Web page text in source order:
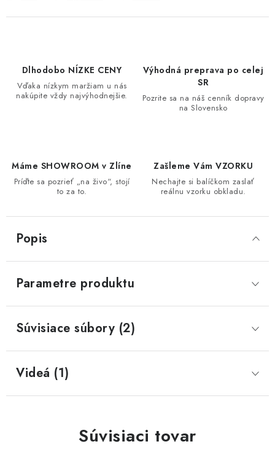
Dlhodobo NÍZKE CENY
Vďaka nízkym maržiam u nás
nakúpite vždy najvýhodnejšie.
Výhodná preprava po celej
SR
Pozrite sa na náš cenník dopravy
na Slovensko
Máme SHOWROOM v Zlíne
Príďte sa pozrieť „na živo“, stojí
to za to.
Zašleme Vám VZORKU
Nechajte si balíčkom zaslať
reálnu vzorku obkladu.
Popis
Parametre produktu
Súvisiace súbory (2)
Videá (1)
Súvisiaci tovar